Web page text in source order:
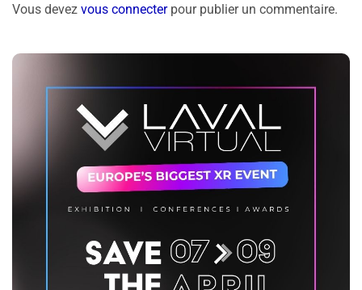
Vous devez vous connecterpour publier un commentaire.